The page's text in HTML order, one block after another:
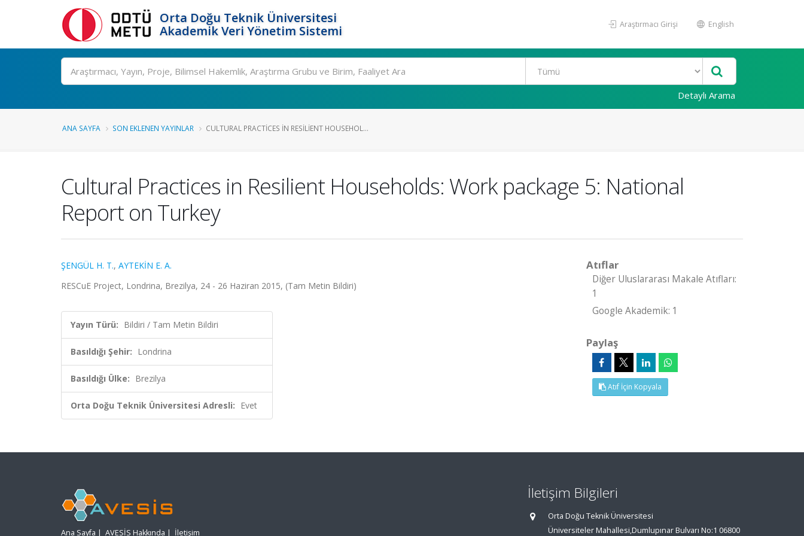
Orta Doğu Teknik Üniversitesi
Akademik Veri Yönetim Sistemi
Araştırmacı Girişi English
Ara
Detaylı Arama
ANA SAYFA SON EKLENEN YAYINLAR CULTURAL PRACTICES IN RESILIENT HOUSEHOL...
Cultural Practices in Resilient Households: Work package 5: National
Report on Turkey
ŞENGÜL H. T., AYTEKİN E. A.
RESCuE Project, Londrina, Brezilya, 24 - 26 Haziran 2015, (Tam Metin Bildiri)
Yayın Türü: Bildiri / Tam Metin Bildiri
Basıldığı Şehir: Londrina
Basıldığı Ülke: Brezilya
Orta Doğu Teknik Üniversitesi Adresli: Evet
Atıflar
Diğer Uluslararası Makale Atıfları:
1
Google Akademik: 1
Paylaş
Atıf İçin Kopyala
Ana Sayfa | AVESİS Hakkında | İletişim
İletişim Bilgileri
Orta Doğu Teknik Üniversitesi
Üniversiteler Mahallesi,Dumlupınar Bulvarı No:1 06800